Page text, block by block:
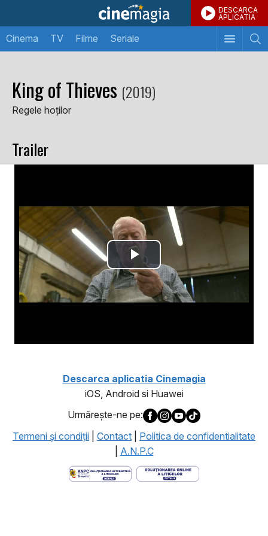
DESCARCA
APLICATIA
Cinema TV Filme Seriale
King of Thieves (2019)
Regele hoților
Trailer
Descarca aplicatia Cinemagia
iOS, Android si Huawei
Urmăreşte-ne pe:
Termeni şi condiţii
Contact
Politica de confidentialitate
A.N.P.C